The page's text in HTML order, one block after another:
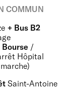
COMMUN
+ Bus B2
/
Hôpital
Saint-Antoine